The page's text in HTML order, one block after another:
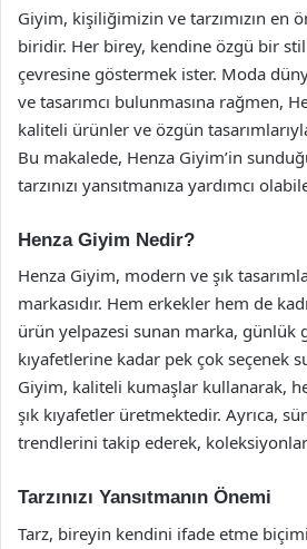
Giyim, kişiliğimizin ve tarzımızın en
biridir. Her birey, kendine özgü bir
çevresine göstermek ister. Moda
ve tasarımcı bulunmasına rağmen,
kaliteli ürünler ve özgün
Bu makalede, Henza Giyim’in
tarzınızı yansıtmanıza yardımcı
Henza Giyim Nedir?
Henza Giyim, modern ve şık
markasıdır. Hem erkekler hem de
ürün yelpazesi sunan marka, günlük
kıyafetlerine kadar pek çok seçenek
Giyim, kaliteli kumaşlar kullanarak,
şık kıyafetler üretmektedir. Ayrıca,
trendlerini takip ederek,
Tarzınızı Yansıtmanın Önemi
Tarz, bireyin kendini ifade etme